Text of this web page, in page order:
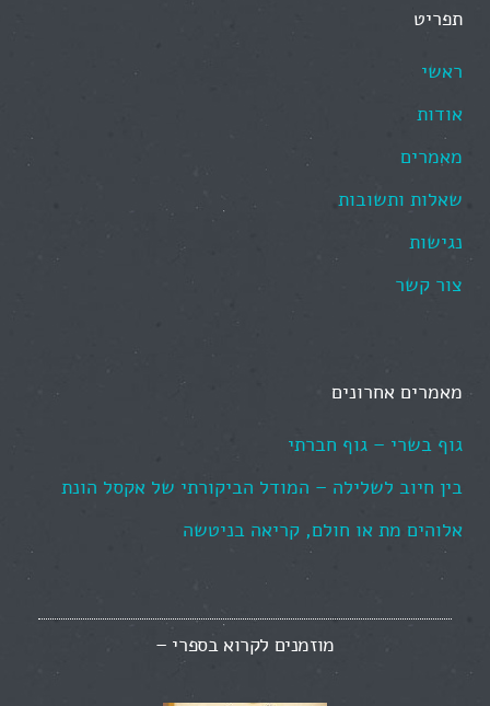
תפריט
ראשי
אודות
מאמרים
שאלות ותשובות
נגישות
צור קשר
מאמרים אחרונים
גוף בשרי – גוף חברתי
בין חיוב לשלילה – המודל הביקורתי של אקסל הונת
אלוהים מת או חולם, קריאה בניטשה
מוזמנים לקרוא בספרי –